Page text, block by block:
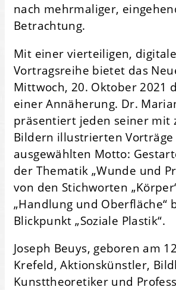
nach mehrmaliger,
Betrachtung.
Mit einer vierteiligen,
Vortragsreihe bietet das
Mittwoch, 20. Oktober 2021
einer Annäherung. Dr.
präsentiert jeden seiner mit
Bildern illustrierten
ausgewählten Motto:
der Thematik „Wunde und
von den Stichworten
„Handlung und Oberfläche“
Blickpunkt „Soziale Plastik“.
Joseph Beuys, geboren am
Krefeld, Aktionskünstler,
Kunsttheoretiker und